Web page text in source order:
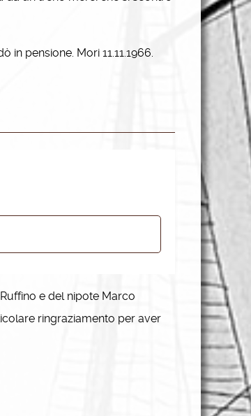
pensione. Mori 11.11.1966.
e del nipote Marco
ringraziamento per aver